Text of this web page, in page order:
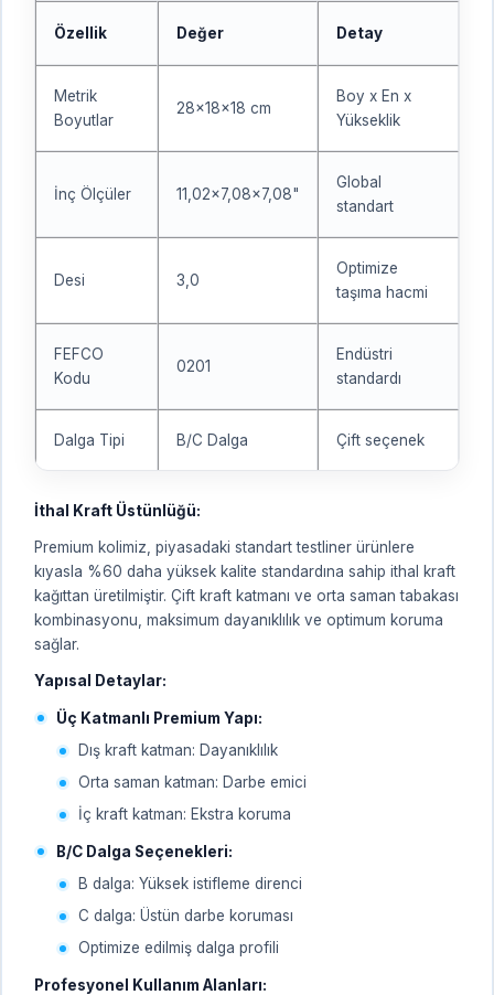
Özellik Değer Detay
Metrik
Boyutlar
28x18x18 cm
Boy x En x
Yükseklik
İnç Ölçüler 11,02x7,08x7,08"
Global
standart
Desi 3,0
Optimize
taşıma hacmi
FEFCO
Kodu
0201
Endüstri
standardı
Dalga Tipi B/C Dalga Çift seçenek
İthal Kraft Üstünlüğü:
Premium kolimiz, piyasadaki standart testliner ürünlere
kıyasla %60 daha yüksek kalite standardına sahip ithal kraft
kağıttan üretilmiştir. Çift kraft katmanı ve orta saman tabakası
kombinasyonu, maksimum dayanıklılık ve optimum koruma
sağlar.
Yapısal Detaylar:
Üç Katmanlı Premium Yapı:
Dış kraft katman: Dayanıklılık
Orta saman katman: Darbe emici
İç kraft katman: Ekstra koruma
B/C Dalga Seçenekleri:
B dalga: Yüksek istifleme direnci
C dalga: Üstün darbe koruması
Optimize edilmiş dalga profili
Profesyonel Kullanım Alanları: